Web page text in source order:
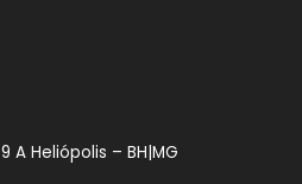
A Heliópolis – BH|MG